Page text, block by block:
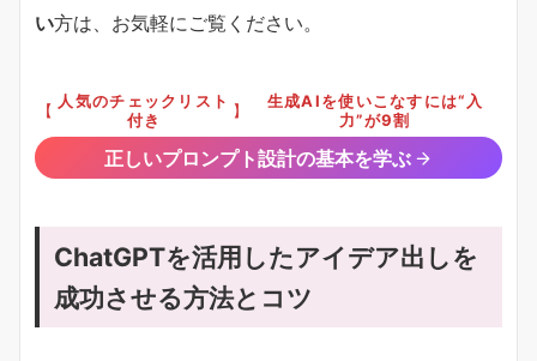
い方は、お気軽にご覧ください。
【 人気のチェックリスト
付き
】
生成AIを使いこなすには“入
力”が9割
正しいプロンプト設計の基本を学ぶ
ChatGPTを活用したアイデア出しを
成功させる方法とコツ